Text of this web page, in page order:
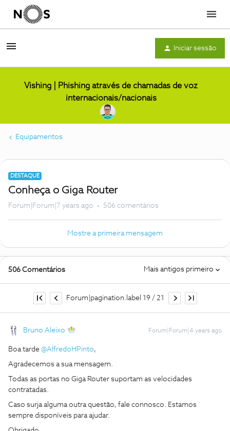
Menu
Iniciar sessão
Vishing | Phishing através de chamadas de voz
internacionais/nacionais
Equipamentos
DESTAQUE
Conheça o Giga Router
Forum|Forum|7 years ago 506 comentários
Mostre a primeira mensagem
506 Comentários Mais antigos primeiro
Forum|pagination.label 19 / 21
Bruno Aleixo Forum|Forum|4 years ago
Boa tarde @AlfredoHPinto,
Agradecemos a sua mensagem.
Todas as portas no Giga Router suportam as velocidades
contratadas.
Caso surja alguma outra questão, fale connosco. Estamos
sempre disponíveis para ajudar.